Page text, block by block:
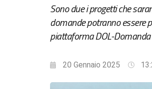
Sono due i progetti che
domande potranno essere
piattaforma DOL-Domanda
20 Gennaio 2025